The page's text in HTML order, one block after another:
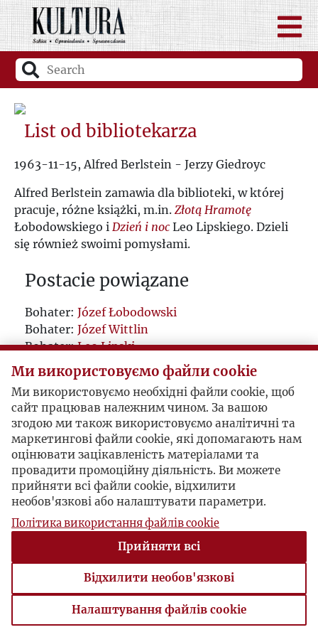
List od bibliotekarza
1963-11-15, Alfred Berlstein - Jerzy Giedroyc
Alfred Berlstein zamawia dla biblioteki, w której
pracuje, różne książki, m.in. Złotą Hramotę
Łobodowskiego i Dzień i noc Leo Lipskiego. Dzieli
się również swoimi pomysłami.
Postacie powiązane
Bohater: Józef Łobodowski
Bohater: Józef Wittlin
Bohater:Leo Lipski
Stefan Korboński
Bohater:Wincenty Witos
Ми використовуємо файли cookie
Ми використовуємо необхідні файли cookie, щоб
сайт працював належним чином. За вашою
згодою ми також використовуємо аналітичні та
маркетингові файли cookie, які допомагають нам
оцінювати зацікавленість матеріалами та
провадити промоційну діяльність. Ви можете
прийняти всі файли cookie, відхилити
необов'язкові або налаштувати параметри.
Політика використання файлів cookie
Прийняти всі
Відхилити необов'язкові
Налаштування файлів cookie
Налаштування файлів cookie